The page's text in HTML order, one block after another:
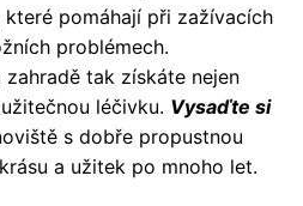
pomáhají při zažívacích
problémech.
tak získáte nejen
léčivku. Vysaďte si
s dobře propustnou
a užitek po mnoho let.